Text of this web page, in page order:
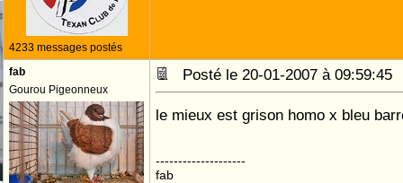
4233 messages postés
fab
Gourou Pigeonneux
Posté le 20-01-2007 à
le mieux est grison homo x bleu
--------------------
fab